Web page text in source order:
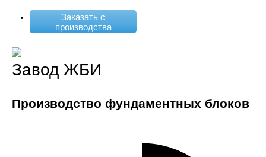
Заказать с
производства
Завод ЖБИ
Производство фундаментных блоков